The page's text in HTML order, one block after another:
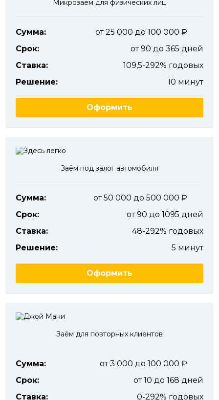
Микрозаём для физических лиц
Сумма:
от 25 000 до 100 000
Срок:
от 90 до 365 дней
Ставка:
109,5-292% годовых
Решение:
10 минут
Оформить
Заём под залог автомобиля
Сумма:
от 50 000 до 500 000
Срок:
от 90 до 1095 дней
Ставка:
48-292% годовых
Решение:
5 минут
Оформить
Заём для повторных клиентов
Сумма:
от 3 000 до 100 000
Срок:
от 10 до 168 дней
Ставка:
0-292% годовых